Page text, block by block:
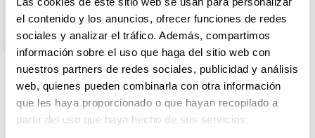
el contenido y los anuncios, ofrecer funciones de redes
sociales y analizar el tráfico. Además, compartimos
información sobre el uso que haga del sitio web con
nuestros partners de redes sociales, publicidad y análisis
web, quienes pueden combinarla con otra información
que les haya proporcionado o que hayan recopilado a
partir del uso que haya hecho de sus servicios.
DROGUERÍA
PERFUMERÍA
E HIGIENE
Desarrollo De Marcas
Dirección del Operador:
P.I. Parcela C 31560 Azagra Navarra España
Productos relacionados